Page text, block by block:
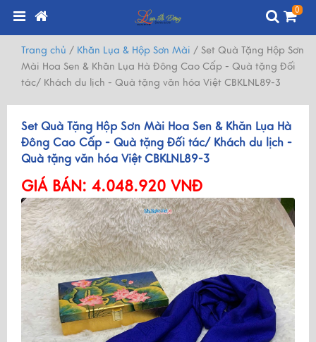
0
Trang chủ / Khăn Lụa & Hộp Sơn Mài / Set Quà Tặng Hộp Sơn
Mài Hoa Sen & Khăn Lụa Hà Đông Cao Cấp - Quà tặng Đối
tác/ Khách du lịch - Quà tặng văn hóa Việt CBKLNL89-3
Set Quà Tặng Hộp Sơn Mài Hoa Sen & Khăn Lụa Hà
Đông Cao Cấp - Quà tặng Đối tác/ Khách du lịch -
Quà tặng văn hóa Việt CBKLNL89-3
GIÁ BÁN: 4.048.920 VNĐ